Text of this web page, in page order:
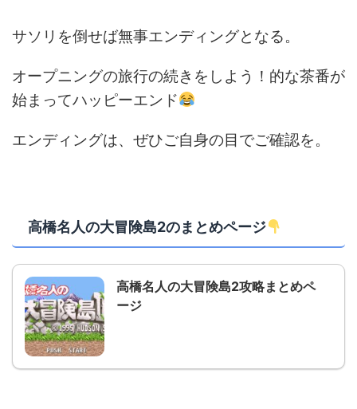
サソリを倒せば無事エンディングとなる。
オープニングの旅行の続きをしよう！的な茶番が
始まってハッピーエンド
エンディングは、ぜひご自身の目でご確認を。
高橋名人の大冒険島2のまとめページ
高橋名人の大冒険島2攻略まとめペ
ージ